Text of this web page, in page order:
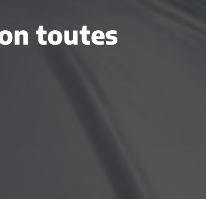
toutes